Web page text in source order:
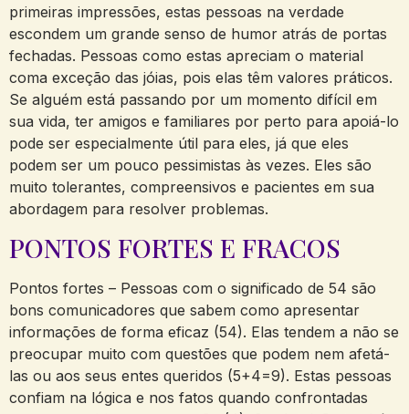
primeiras impressões, estas pessoas na verdade
escondem um grande senso de humor atrás de portas
fechadas. Pessoas como estas apreciam o material
coma exceção das jóias, pois elas têm valores práticos.
Se alguém está passando por um momento difícil em
sua vida, ter amigos e familiares por perto para apoiá-lo
pode ser especialmente útil para eles, já que eles
podem ser um pouco pessimistas às vezes. Eles são
muito tolerantes, compreensivos e pacientes em sua
abordagem para resolver problemas.
PONTOS FORTES E FRACOS
Pontos fortes – Pessoas com o significado de 54 são
bons comunicadores que sabem como apresentar
informações de forma eficaz (54). Elas tendem a não se
preocupar muito com questões que podem nem afetá-
las ou aos seus entes queridos (5+4=9). Estas pessoas
confiam na lógica e nos fatos quando confrontadas